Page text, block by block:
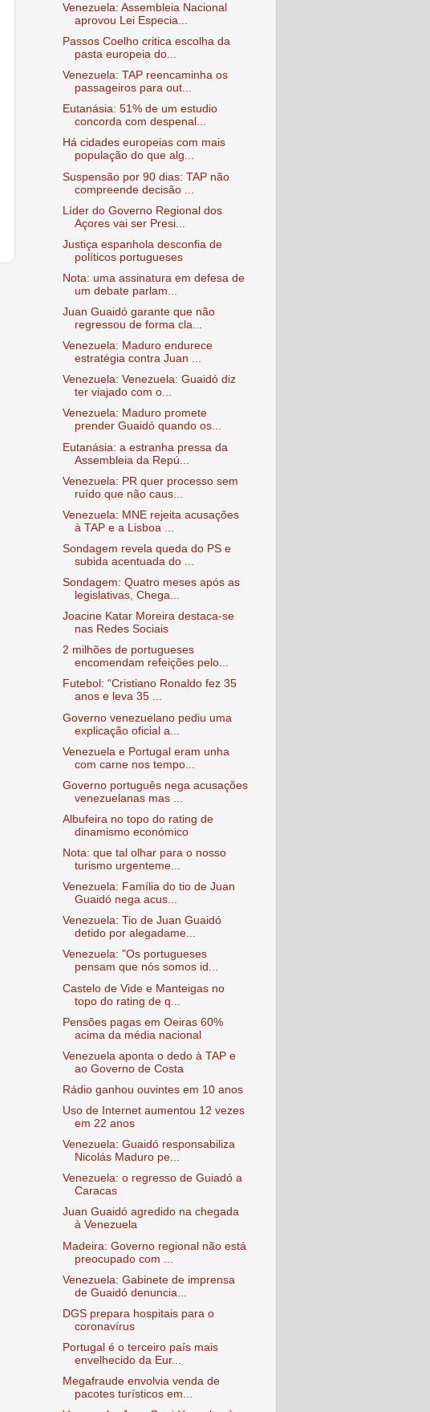
Venezuela: Assembleia Nacional
aprovou Lei Especia...
Passos Coelho critica escolha da
pasta europeia do...
Venezuela: TAP reencaminha os
passageiros para out...
Eutanásia: 51% de um estudio
concorda com despenal...
Há cidades europeias com mais
população do que alg...
Suspensão por 90 dias: TAP não
compreende decisão ...
Líder do Governo Regional dos
Açores vai ser Presi...
Justiça espanhola desconfia de
políticos portugueses
Nota: uma assinatura em defesa de
um debate parlam...
Juan Guaidó garante que não
regressou de forma cla...
Venezuela: Maduro endurece
estratégia contra Juan ...
Venezuela: Venezuela: Guaidó diz
ter viajado com o...
Venezuela: Maduro promete
prender Guaidó quando os...
Eutanásia: a estranha pressa da
Assembleia da Repú...
Venezuela: PR quer processo sem
ruído que não caus...
Venezuela: MNE rejeita acusações
à TAP e a Lisboa ...
Sondagem revela queda do PS e
subida acentuada do ...
Sondagem: Quatro meses após as
legislativas, Chega...
Joacine Katar Moreira destaca-se
nas Redes Sociais
2 milhões de portugueses
encomendam refeições pelo...
Futebol: “Cristiano Ronaldo fez 35
anos e leva 35 ...
Governo venezuelano pediu uma
explicação oficial a...
Venezuela e Portugal eram unha
com carne nos tempo...
Governo português nega acusações
venezuelanas mas ...
Albufeira no topo do rating de
dinamismo económico
Nota: que tal olhar para o nosso
turismo urgenteme...
Venezuela: Família do tio de Juan
Guaidó nega acus...
Venezuela: Tio de Juan Guaidó
detido por alegadame...
Venezuela: "Os portugueses
pensam que nós somos id...
Castelo de Vide e Manteigas no
topo do rating de q...
Pensões pagas em Oeiras 60%
acima da média nacional
Venezuela aponta o dedo à TAP e
ao Governo de Costa
Rádio ganhou ouvintes em 10 anos
Uso de Internet aumentou 12 vezes
em 22 anos
Venezuela: Guaidó responsabiliza
Nicolás Maduro pe...
Venezuela: o regresso de Guiadó a
Caracas
Juan Guaidó agredido na chegada
à Venezuela
Madeira: Governo regional não está
preocupado com ...
Venezuela: Gabinete de imprensa
de Guaidó denuncia...
DGS prepara hospitais para o
coronavírus
Portugal é o terceiro país mais
envelhecido da Eur...
Megafraude envolvia venda de
pacotes turísticos em...